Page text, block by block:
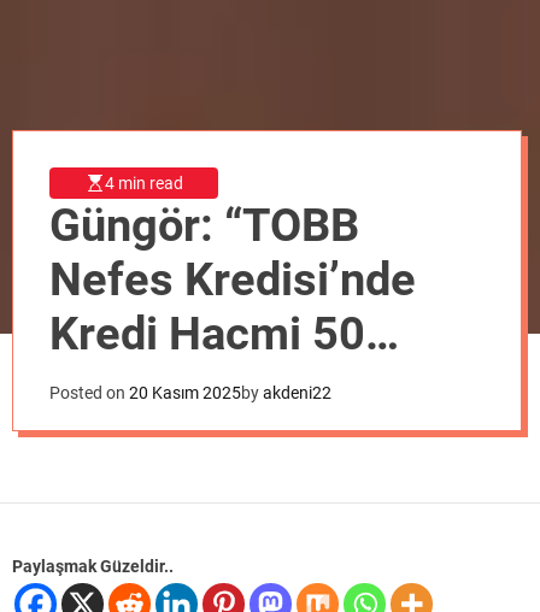
4 min read
Güngör: “TOBB
Nefes Kredisi’nde
Kredi Hacmi 50
Milyar TL’ye
Yükseltildi”
Posted on 20 Kasım 2025byakdeni22
Paylaşmak Güzeldir..